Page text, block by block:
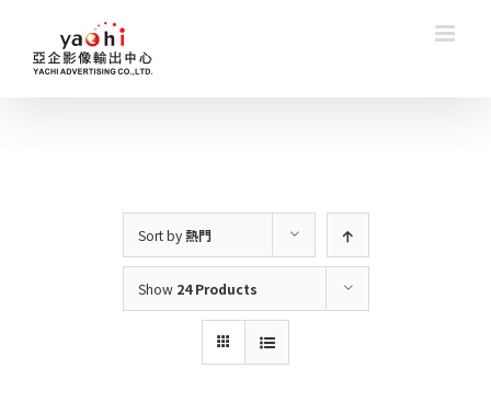
content
Sort by熱門
Show 24 Products